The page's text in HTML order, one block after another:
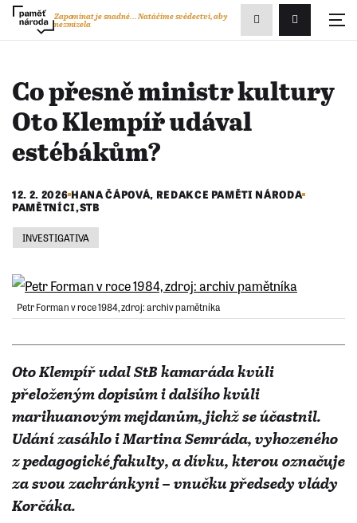
Přihlášení/
Zapomínat je snadné...Natáčíme svědectví, aby
nezmizela
Zobrazit
vyhledávání
Co přesně ministr kultury
Oto Klempíř udával
estébákům?
12. 2. 2026 HANA ČÁPOVÁ, REDAKCE PAMĚTI NÁRODA
PAMĚTNÍCI,STB
INVESTIGATIVA
Petr Forman v roce 1984, zdroj: archiv pamětníka
Oto Klempíř udal StB kamaráda kvůli
přeloženým dopisům i dalšího kvůli
marihuanovým mejdanům, jichž se účastnil.
Udání zasáhlo i Martina Semráda, vyhozeného
z pedagogické fakulty, a dívku, kterou označuje
za svou zachránkyni – vnučku předsedy vlády
Korčáka.